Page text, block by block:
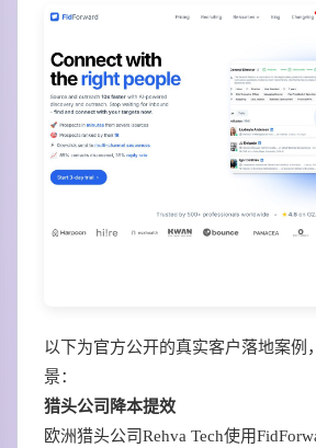
以下为官方公开的真实客户落地案例
景：
猎头公司降本提效
欧洲猎头公司Rehva Tech使用